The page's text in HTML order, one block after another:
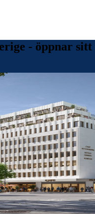
- öppnar